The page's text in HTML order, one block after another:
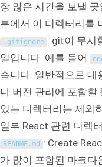
장 많은 시간을 보낼
분에서 이 디렉터리를
.gitignore : git이 무시
일입니다. 예를 들어
습니다. 일반적으로 대
나 버전 관리에 포함할
있는 디렉터리는 제외
일부 React 관련 디렉
README.md : Create
가 많이 포함된 마크다